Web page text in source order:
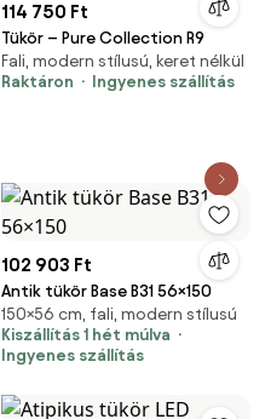
114 750 Ft
Tükör – Pure Collection R9
Fali, modern stílusú, keret nélkül
Raktáron
Ingyenes szállítás
102 903 Ft
Antik tükör Base B31 56×150
150×56 cm, fali, modern stílusú
Kiszállítás 1 hét múlva
Ingyenes szállítás